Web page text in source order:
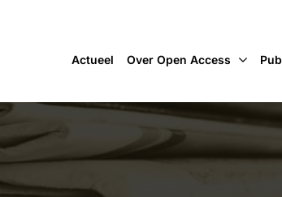
Actueel Over Open Access